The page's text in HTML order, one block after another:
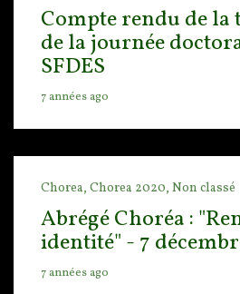
Compte rendu de
de la journée
SFDES
7 années ago
Chorea, Chorea 2020, Non classé
Abrégé Choréa :
identité" - 7
7 années ago